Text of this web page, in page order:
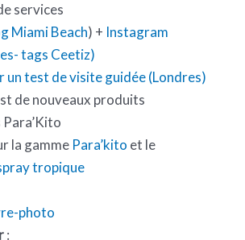
services
Miami Beach) + Instagram
tags Ceetiz)
un test de visite guidée (Londres)
de nouveaux produits
la gamme Para’kito et le
tropique
photo
: